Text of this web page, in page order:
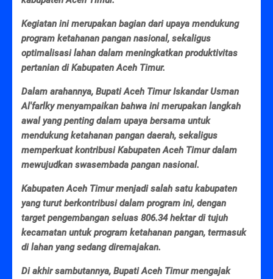
Kegiatan ini merupakan bagian dari upaya mendukung
program ketahanan pangan nasional, sekaligus
optimalisasi lahan dalam meningkatkan produktivitas
pertanian di Kabupaten Aceh Timur.
Dalam arahannya, Bupati Aceh Timur Iskandar Usman
Al'farlky menyampaikan bahwa ini merupakan langkah
awal yang penting dalam upaya bersama untuk
mendukung ketahanan pangan daerah, sekaligus
memperkuat kontribusi Kabupaten Aceh Timur dalam
mewujudkan swasembada pangan nasional.
Kabupaten Aceh Timur menjadi salah satu kabupaten
yang turut berkontribusi dalam program ini, dengan
target pengembangan seluas 806.34 hektar di tujuh
kecamatan untuk program ketahanan pangan, termasuk
di lahan yang sedang diremajakan.
Di akhir sambutannya, Bupati Aceh Timur mengajak